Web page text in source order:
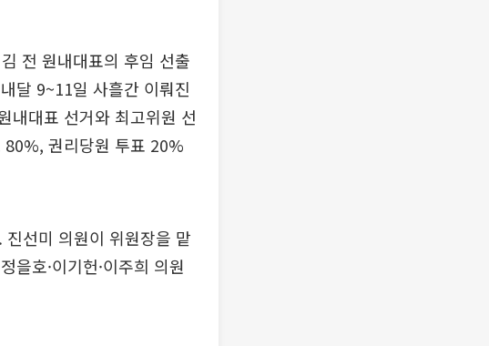
전 원내대표의 후임 선출
달 9~11일 사흘간 이뤄진
내대표 선거와 최고위원 선
80%, 권리당원 투표 20%
선미 의원이 위원장을 맡
을호·이기헌·이주희 의원